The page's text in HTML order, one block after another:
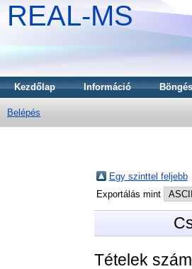
REAL-MS
Kezdőlap Információ
Belépés
Egy szinttel feljebb
Exportálás mint
Tételek